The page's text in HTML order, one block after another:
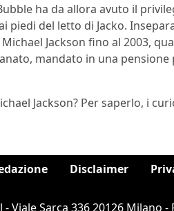
ha da allora avuto il
piedi del letto di Jacko.
Jackson fino al 2003,
mandato in una pensione
Jackson? Per saperlo, i
Disclaimer
Sarca 336 20126 Milano